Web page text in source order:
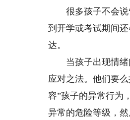
很多孩子不会说“
到开学或考试期间
达。
当孩子出现情绪
应对之法。他们要
容”孩子的异常行为
异常的危险等级，然